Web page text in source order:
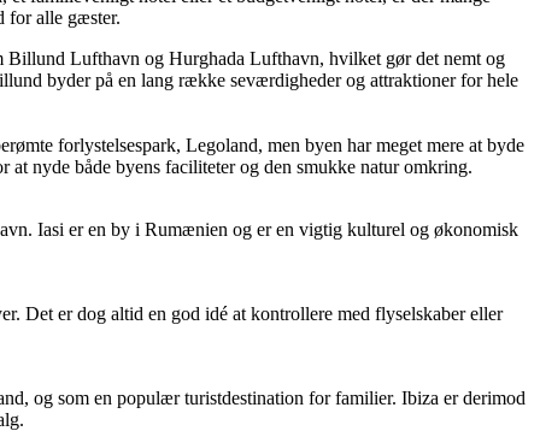
for alle gæster.
Billund Lufthavn og Hurghada Lufthavn, hvilket gør det nemt og
byder på en lang række seværdigheder og attraktioner for hele
forlystelsespark, Legoland, men byen har meget mere at byde
nyde både byens faciliteter og den smukke natur omkring.
Iasi er en by i Rumænien og er en vigtig kulturel og økonomisk
Det er dog altid en god idé at kontrollere med flyselskaber eller
og som en populær turistdestination for familier. Ibiza er derimod